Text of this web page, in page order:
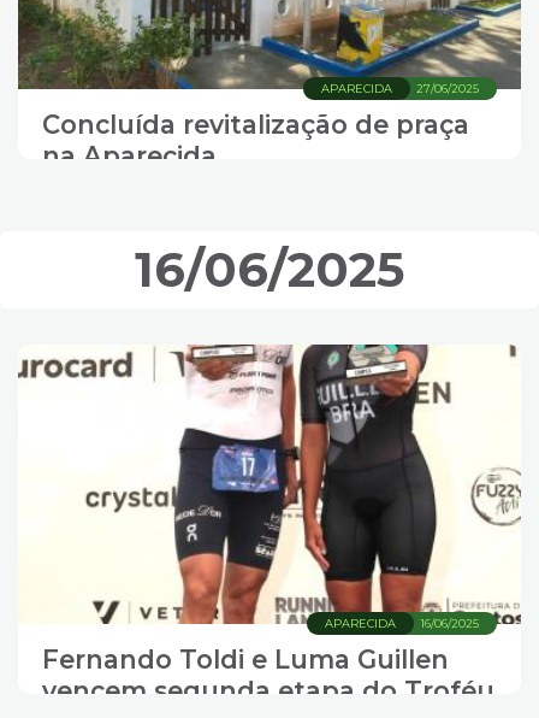
27/06/2025
APARECIDA
Concluída revitalização de praça
na Aparecida
16/06/2025
16/06/2025
APARECIDA
Fernando Toldi e Luma Guillen
vencem segunda etapa do Troféu